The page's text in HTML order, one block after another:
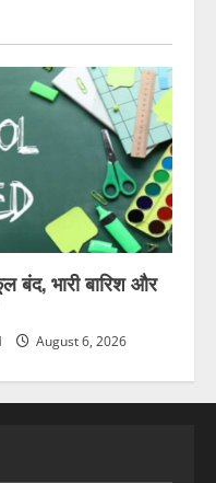
भारी बारिश और
August 6, 2026